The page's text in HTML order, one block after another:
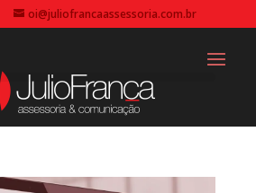
oi@juliofrancaassessoria.com.br